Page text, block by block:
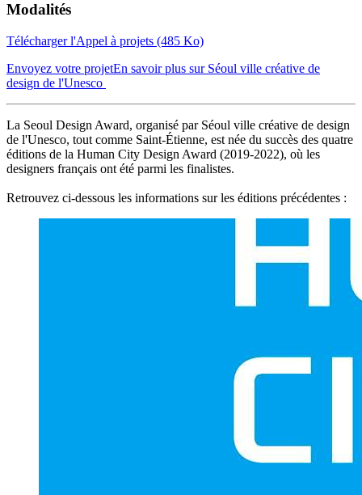
Modalités
Télécharger l'Appel à projets (485 Ko)
Envoyez votre projetEn savoir plus sur Séoul ville créative de
design de l'Unesco
La Seoul Design Award, organisé par Séoul ville créative de design
de l'Unesco, tout comme Saint-Étienne, est née du succès des quatre
éditions de la Human City Design Award (2019-2022), où les
designers français ont été parmi les finalistes.
Retrouvez ci-dessous les informations sur les éditions précédentes :